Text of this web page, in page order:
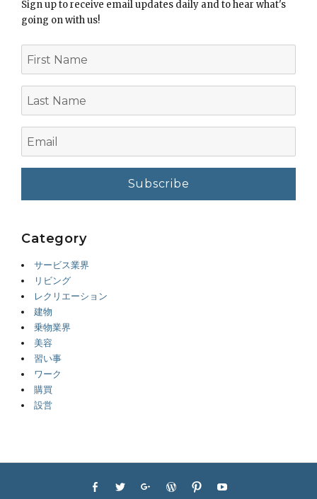
Sign up to receive email updates daily and to hear what's
going on with us!
First
Name
Name
Category
サービス業界
リビング
レクリエーション
建物
乗物業界
美容
習い事
ワーク
購買
設営
Facebook
Twitter GoogleplusWordPress
Pinterest